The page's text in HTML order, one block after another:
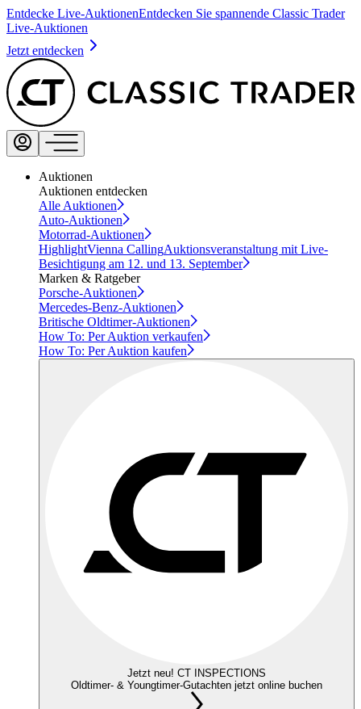
Entdecke Live-AuktionenEntdecken Sie spannende Classic Trader
Live-Auktionen
Jetzt entdecken
Auktionen
Auktionen entdecken
Alle Auktionen
Auto-Auktionen
Motorrad-Auktionen
HighlightVienna CallingAuktionsveranstaltung mit Live-
Besichtigung am 12. und 13. September
Marken & Ratgeber
Porsche-Auktionen
Mercedes-Benz-Auktionen
Britische Oldtimer-Auktionen
How To: Per Auktion verkaufen
How To: Per Auktion kaufen
Jetzt neu! CT INSPECTIONS
Oldtimer- & Youngtimer-Gutachten jetzt online buchen